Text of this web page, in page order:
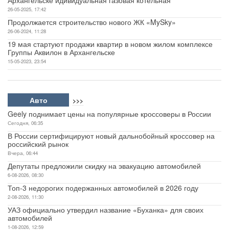
26-05-2025, 17:42
Продолжается строительство нового ЖК «MySky»
26-06-2024, 11:28
19 мая стартуют продажи квартир в новом жилом комплексе
Группы Аквилон в Архангельске
15-05-2023, 23:54
Авто >>>
Geely поднимает цены на популярные кроссоверы в России
Сегодня, 06:35
В России сертифицируют новый дальнобойный кроссовер на
российский рынок
Вчера, 06:44
Депутаты предложили скидку на эвакуацию автомобилей
6-08-2026, 08:30
Топ-3 недорогих подержанных автомобилей в 2026 году
2-08-2026, 11:30
УАЗ официально утвердил название «Буханка» для своих
автомобилей
1-08-2026, 12:59